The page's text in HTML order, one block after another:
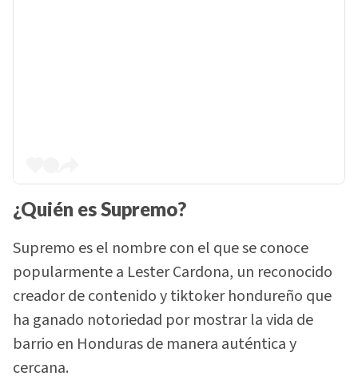
¿Quién es Supremo?
Supremo es el nombre con el que se conoce
popularmente a Lester Cardona, un reconocido
creador de contenido y tiktoker hondureño que
ha ganado notoriedad por mostrar la vida de
barrio en Honduras de manera auténtica y
cercana.